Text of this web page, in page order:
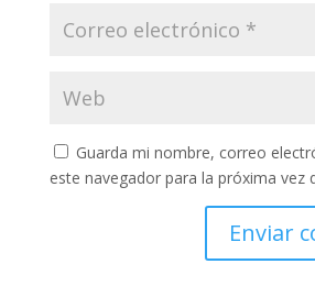
Guarda mi nombre, correo
este navegador para la próxima vez